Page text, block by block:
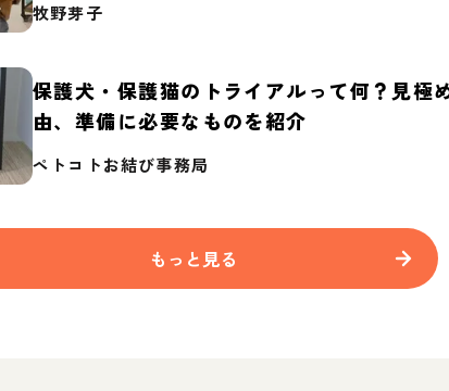
牧野芽子
保護犬・保護猫のトライアルって何？見極
由、準備に必要なものを紹介
ペトコトお結び事務局
もっと見る